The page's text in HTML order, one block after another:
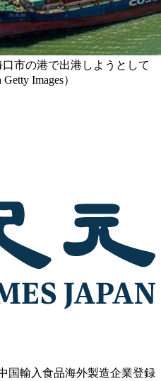
市の港で出港しようとして
Images）
国輸入食品海外製造企業登録